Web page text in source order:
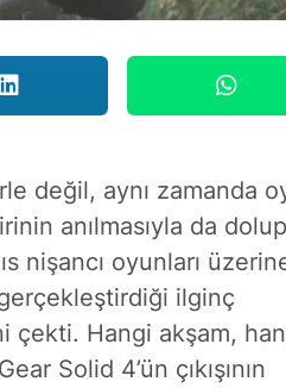
değil, aynı zamanda
anılmasıyla da dolup
nişancı oyunları
ilginç
çekti. Hangi akşam,
Solid 4’ün çıkışının